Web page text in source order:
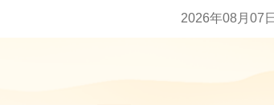
2026年08月07